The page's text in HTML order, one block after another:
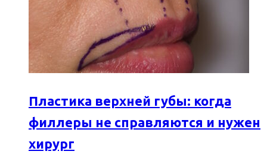
Пластика верхней губы: когда
филлеры не справляются и нужен
хирург